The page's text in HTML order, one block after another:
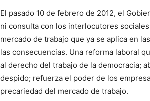
El pasado 10 de febrero de 2012, el
ni consulta con los interlocutores
mercado de trabajo que ya se aplica en
las consecuencias. Una reforma laboral
al derecho del trabajo de la democracia;
despido; refuerza el poder de los
precariedad del mercado de trabajo.